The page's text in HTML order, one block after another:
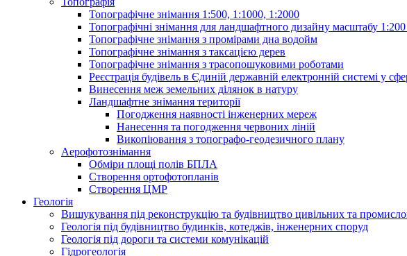
Топографічне знімання 1:500, 1:1000, 1:2000
Топографічні знімання для ландшафтного дизайну масштабу
Топографічне знімання з промірами дна водойм
Топографічне знімання з таксацією дерев
Топографічне знімання з трасопошуковими роботами
Реєстрація будівель в Єдиній державній електронній системі у
Винесення меж земельних ділянок в натуру
Ландшафтне знімання території
Погодження наявності інженерних мереж
Нанесення та погодження червоних ліній
Викопіювання з топографо-геодезичного плану
Аерофотознімання
Обміри площі полів БПЛА
Створення ортофотопланів
Створення ЦМР
Геологія
Вишукування під реконструкцію та будівництво цивільних та
Геологія під будівництво будинків, котеджів, інженерних споруд
Геологія під дороги та системи комунікацій
Гідрогеологія